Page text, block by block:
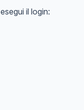
esegui il login: